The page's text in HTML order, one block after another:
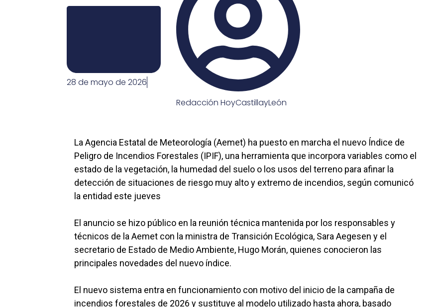
28 de mayo de 2026
Redacción HoyCastillayLeón
La Agencia Estatal de Meteorología (Aemet) ha puesto en marcha el nuevo Índice de
Peligro de Incendios Forestales (IPIF), una herramienta que incorpora variables como el
estado de la vegetación, la humedad del suelo o los usos del terreno para afinar la
detección de situaciones de riesgo muy alto y extremo de incendios, según comunicó
la entidad este jueves
El anuncio se hizo público en la reunión técnica mantenida por los responsables y
técnicos de la Aemet con la ministra de Transición Ecológica, Sara Aegesen y el
secretario de Estado de Medio Ambiente, Hugo Morán, quienes conocieron las
principales novedades del nuevo índice.
El nuevo sistema entra en funcionamiento con motivo del inicio de la campaña de
incendios forestales de 2026 y sustituye al modelo utilizado hasta ahora, basado